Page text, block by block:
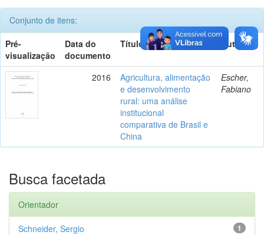
Conjunto de itens:
Pré-
visualização
Data do
documento
Título Autor(es)
2016
Agricultura, alimentação
e desenvolvimento
rural: uma análise
institucional
comparativa de Brasil e
China
Escher,
Fabiano
Busca facetada
Orientador
1
Schneider, Sergio